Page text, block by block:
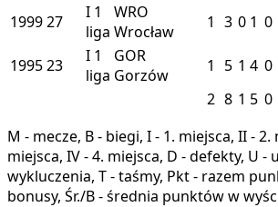
199927 I 1
liga
WRO
Wrocław
1 3 0 1 0
199523 I 1
liga
GOR
Gorzów
1 5 1 4 0
2 8 1 5 0
M - mecze, B - biegi, I - 1. miejsca, II - 2.
miejsca, IV - 4. miejsca, D - defekty, U -
wykluczenia, T - taśmy, Pkt - razem
bonusy, Śr./B - średnia punktów w